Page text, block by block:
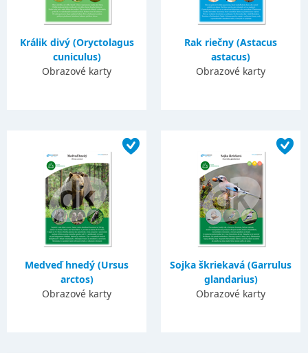
Králik divý (Oryctolagus
cuniculus)
Obrazové karty
Rak riečny (Astacus
astacus)
Obrazové karty
Medveď hnedý (Ursus
arctos)
Obrazové karty
Sojka škriekavá (Garrulus
glandarius)
Obrazové karty